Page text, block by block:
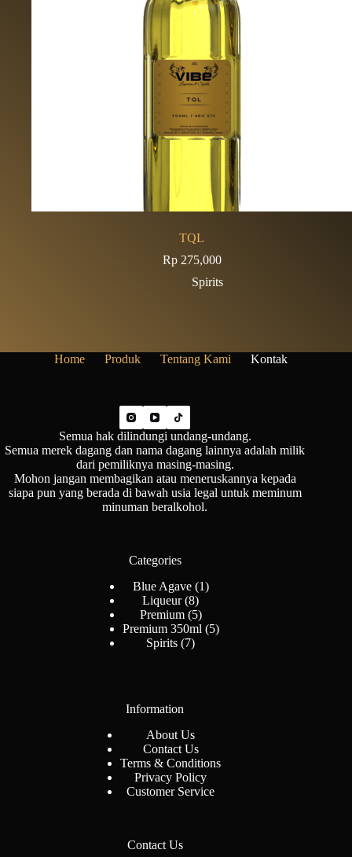
TQL
Rp275,000
Spirits
Home Produk Tentang Kami Kontak
Semua hak dilindungi undang-undang.
Semua merek dagang dan nama dagang lainnya adalah milik
dari pemiliknya masing-masing.
Mohon jangan membagikan atau meneruskannya kepada
siapa pun yang berada di bawah usia legal untuk meminum
minuman beralkohol.
Categories
Blue Agave 11
Liqueur 88
Produk
Premium 55
Produk
Premium 350ml 55
Spirits 77
Information
About Us
Contact Us
Terms & Conditions
Privacy Policy
Customer Service
Contact Us